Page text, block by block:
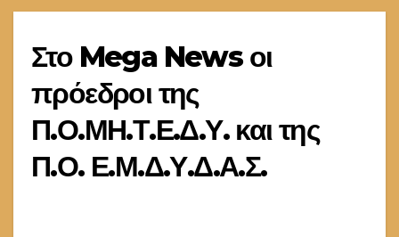
Στο Mega News οι
πρόεδροι της
Π.Ο.ΜΗ.Τ.Ε.Δ.Υ. και της
Π.Ο. Ε.Μ.Δ.Υ.Δ.Α.Σ.